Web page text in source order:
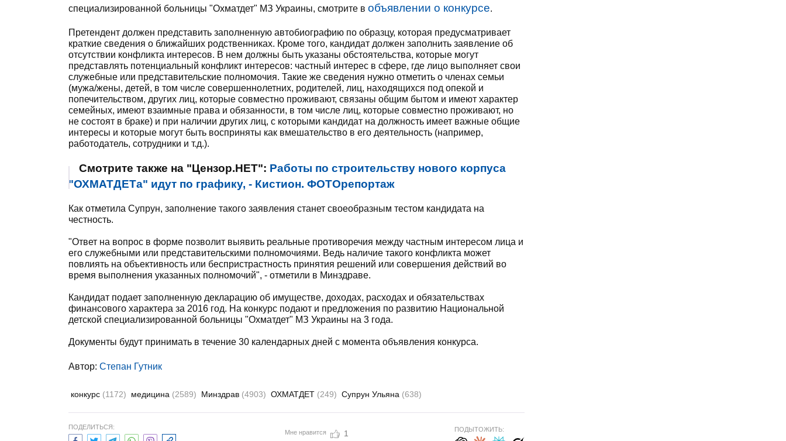
специализированной больницы "Охматдет" МЗ Украины, смотрите в объявлении о конкурсе.
Претендент должен представить заполненную автобиографию по образцу, которая предусматривает
краткие сведения о ближайших родственниках. Кроме того, кандидат должен заполнить заявление об
отсутствии конфликта интересов. В нем должны быть указаны обстоятельства, которые могут
представлять потенциальный конфликт интересов: частный интерес в сфере, где лицо выполняет свои
служебные или представительские полномочия. Такие же сведения нужно отметить о членах семьи
(мужа/жены, детей, в том числе совершеннолетних, родителей, лиц, находящихся под опекой и
попечительством, других лиц, которые совместно проживают, связаны общим бытом и имеют характер
семейных, имеют взаимные права и обязанности, в том числе лиц, которые совместно проживают, но
не состоят в браке) и при наличии других лиц, с которыми кандидат на должность имеет важные общие
интересы и которые могут быть восприняты как вмешательство в его деятельность (например,
работодатель, сотрудники и т.д.).
Смотрите также на "Цензор.НЕТ": Работы по строительству нового корпуса
"ОХМАТДЕТа" идут по графику, - Кистион. ФОТОрепортаж
Как отметила Супрун, заполнение такого заявления станет своеобразным тестом кандидата на
честность.
"Ответ на вопрос в форме позволит выявить реальные противоречия между частным интересом лица и
его служебными или представительскими полномочиями. Ведь наличие такого конфликта может
повлиять на объективность или беспристрастность принятия решений или совершения действий во
время выполнения указанных полномочий", - отметили в Минздраве.
Кандидат подает заполненную декларацию об имуществе, доходах, расходах и обязательствах
финансового характера за 2016 год. На конкурс подают и предложения по развитию Национальной
детской специализированной больницы "Охматдет" МЗ Украины на 3 года.
Документы будут принимать в течение 30 календарных дней с момента объявления конкурса.
Автор: Степан Гутник
конкурс (1172) медицина (2589) Минздрав (4903) ОХМАТДЕТ (249) Супрун Ульяна (638)
ПОДЕЛИТЬСЯ:
Мне нравится 1 ПОДЫТОЖИТЬ: